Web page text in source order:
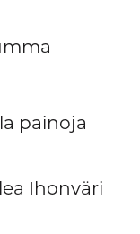
painoja
Ihonväri